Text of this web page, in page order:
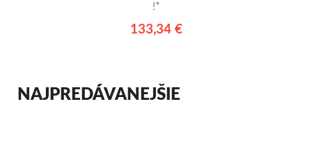
!*
133,34 €
NAJPREDÁVANEJŠIE